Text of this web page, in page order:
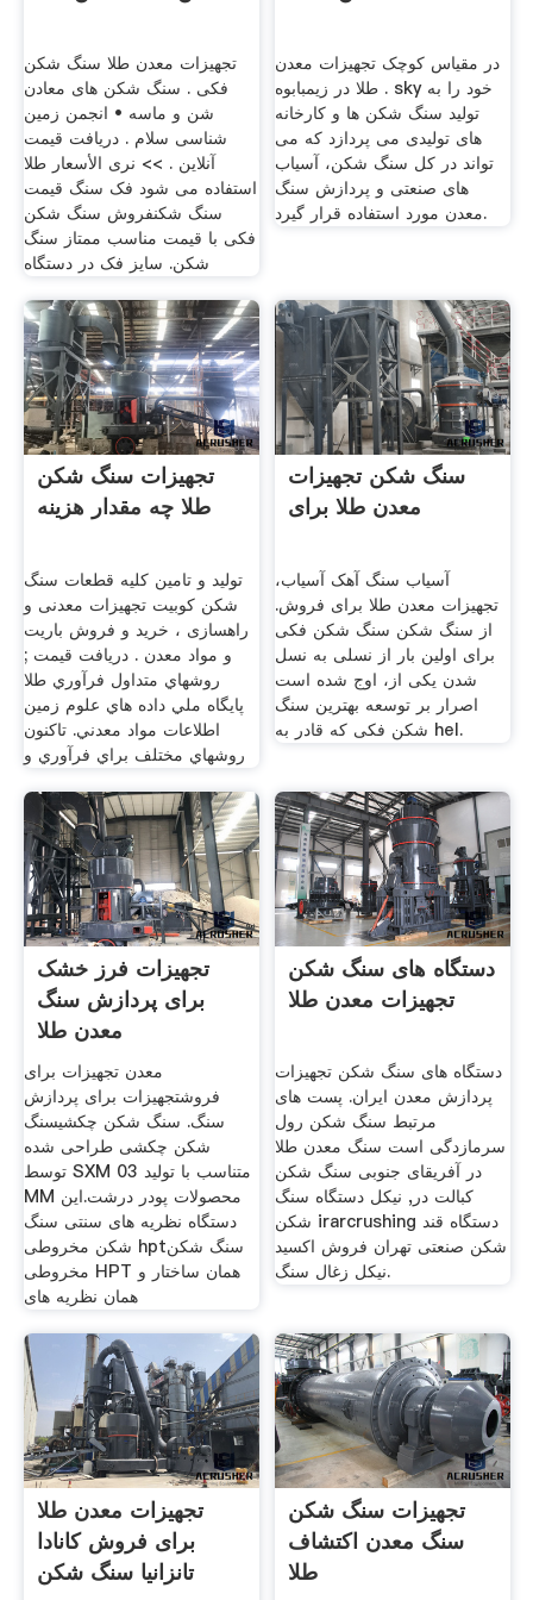
تجهیزات معدن طلا سنگ شکن
فکی . سنگ شکن های معادن
شن و ماسه • انجمن زمین
شناسی سلام . دریافت قیمت
آنلاین . >> نرى الأسعار طلا
استفاده می شود فک سنگ قیمت
سنگ شکنفروش سنگ شکن
فکی با قیمت مناسب ممتاز سنگ
شکن. سایز فک در دستگاه
در مقیاس کوچک تجهیزات معدن
طلا در زیمبابوه . sky خود را به
تولید سنگ شکن ها و کارخانه
های تولیدی می پردازد که می
تواند در کل سنگ شکن، آسیاب
های صنعتی و پردازش سنگ
معدن مورد استفاده قرار گیرد.
تجهیزات سنگ شکن
طلا چه مقدار هزینه
تولید و تامین کلیه قطعات سنگ
شکن کوبیت تجهیزات معدنی و
راهسازی ، خرید و فروش باریت
و مواد معدن . دریافت قیمت ;
روشهاي متداول فرآوري طلا
پايگاه ملي داده هاي علوم زمين
اطلاعات مواد معدني. تاكنون
روشهاي مختلف براي فرآوري و
سنگ شکن تجهیزات
معدن طلا برای
آسیاب سنگ آهک آسیاب،
تجهیزات معدن طلا برای فروش.
از سنگ شکن سنگ شکن فکی
برای اولین بار از نسلی به نسل
شدن یکی از، اوج شده است
اصرار بر توسعه بهترین سنگ
شکن فکی که قادر به hel.
تجهیزات فرز خشک
برای پردازش سنگ
معدن طلا
معدن تجهیزات برای
فروشتجهیزات برای پردازش
سنگ. سنگ شکن چکشیسنگ
شکن چکشی طراحی شده
توسط SXM متناسب با تولید 03
MM محصولات پودر درشت.این
دستگاه نظریه های سنتی سنگ
شکن مخروطی hptسنگ شکن
مخروطی HPT همان ساختار و
همان نظریه های
دستگاه های سنگ شکن
تجهیزات معدن طلا
دستگاه های سنگ شکن تجهیزات
پردازش معدن ایران. پست های
مرتبط سنگ شکن رول
سرمازدگی است سنگ معدن طلا
در آفریقای جنوبی سنگ شکن
کبالت در, نیکل دستگاه سنگ
شکن irarcrushing دستگاه قند
شکن صنعتی تهران فروش اکسید
نیکل زغال سنگ.
تجهیزات معدن طلا
برای فروش کانادا
تانزانیا سنگ شکن
تجهیزات سنگ شکن
سنگ معدن اکتشاف
طلا